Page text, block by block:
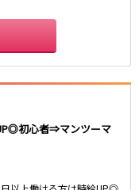
初心者⇒マンツーマ